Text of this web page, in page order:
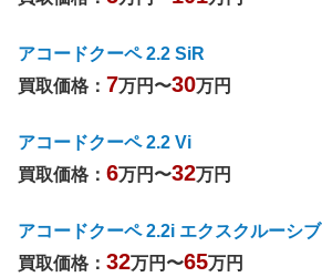
アコードクーペ 2.2 SiR
買取価格： 7万円〜30万円
アコードクーペ 2.2 Vi
買取価格： 6万円〜32万円
アコードクーペ 2.2i エクスクルーシブ
買取価格： 32万円〜65万円